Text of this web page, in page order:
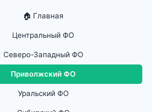
🏠 Главная
Центральный ФО
Северо-Западный ФО
Приволжский ФО
Уральский ФО